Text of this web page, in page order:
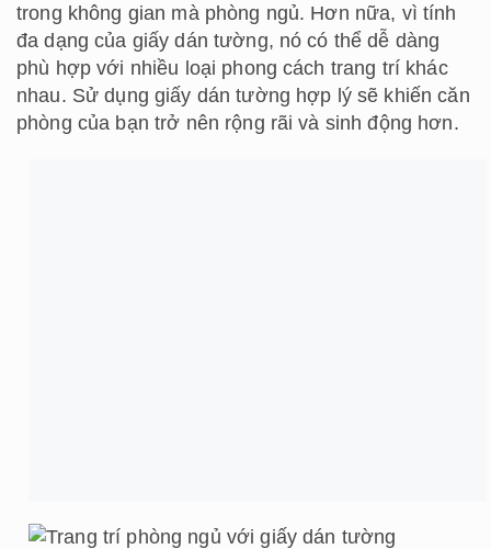
trong không gian mà phòng ngủ. Hơn nữa, vì tính
đa dạng của giấy dán tường, nó có thể dễ dàng
phù hợp với nhiều loại phong cách trang trí khác
nhau. Sử dụng giấy dán tường hợp lý sẽ khiến căn
phòng của bạn trở nên rộng rãi và sinh động hơn.